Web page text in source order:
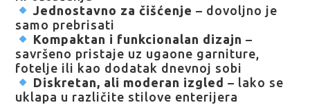
Jednostavno za čišćenje – dovoljno je
samo prebrisati
Kompaktan i funkcionalan dizajn –
savršeno pristaje uz ugaone garniture,
fotelje ili kao dodatak dnevnoj sobi
Diskretan, ali moderan izgled – lako se
uklapa u različite stilove enterijera